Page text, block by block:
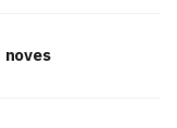
noves